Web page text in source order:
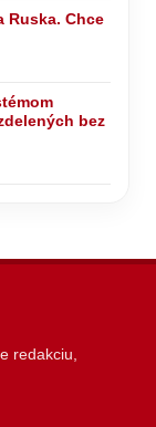
Ruska. Chce
bez
redakciu,